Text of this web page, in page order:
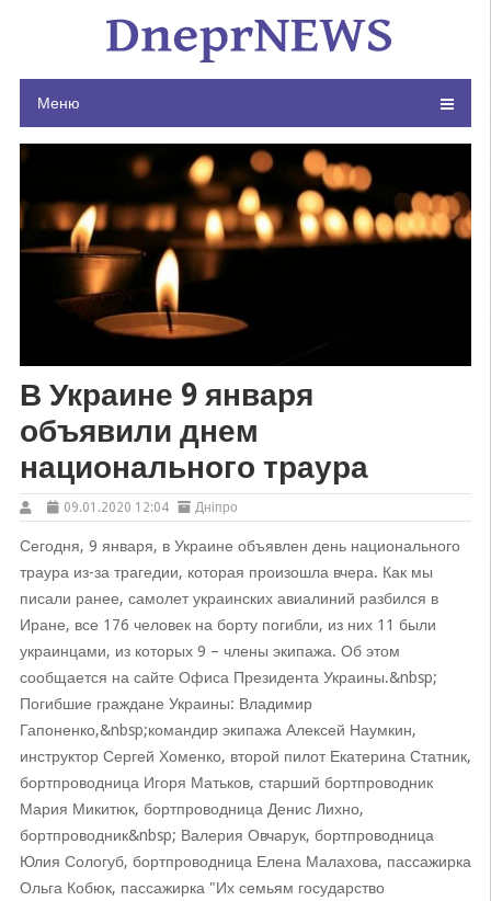
Меню
В Украине 9 января
объявили днем
национального траура
09.01.2020 12:04 Дніпро
Сегодня, 9 января, в Украине объявлен день национального
траура из-за трагедии, которая произошла вчера. Как мы
писали ранее, самолет украинских авиалиний разбился в
Иране, все 176 человек на борту погибли, из них 11 были
украинцами, из которых 9 – члены экипажа. Об этом
сообщается на сайте Офиса Президента Украины.&nbsp;
Погибшие граждане Украины: Владимир
Гапоненко,&nbsp;командир экипажа Алексей Наумкин,
инструктор Сергей Хоменко, второй пилот Екатерина Статник,
бортпроводница Игоря Матьков, старший бортпроводник
Мария Микитюк, бортпроводница Денис Лихно,
бортпроводник&nbsp; Валерия Овчарук, бортпроводница
Юлия Сологуб, бортпроводница Елена Малахова, пассажирка
Ольга Кобюк, пассажирка "Их семьям государство